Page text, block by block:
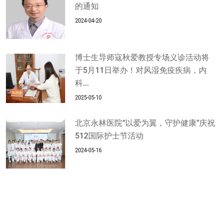
的通知
2024-04-20
博士生导师寇秋爱教授专场义诊活动将
于5月11日举办！对风湿免疫疾病，内
科...
2025-05-10
北京永林医院“以爱为翼，守护健康”庆祝
512国际护士节活动
2024-05-16